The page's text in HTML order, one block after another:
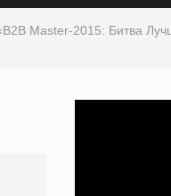
Master-2015: Битва